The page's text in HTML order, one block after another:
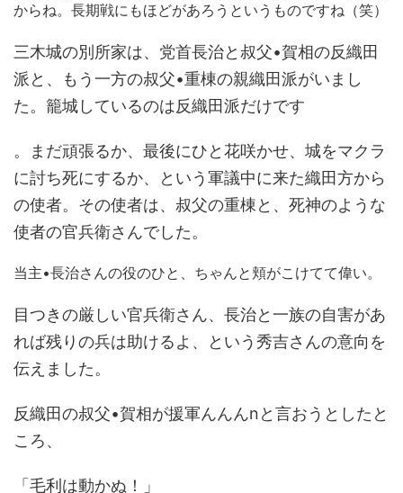
からね。長期戦にもほどがあろうというものですね（笑）
三木城の別所家は、党首長治と叔父•賀相の反織田
派と、もう一方の叔父•重棟の親織田派がいまし
た。籠城しているのは反織田派だけです
。まだ頑張るか、最後にひと花咲かせ、城をマクラ
に討ち死にするか、という軍議中に来た織田方から
の使者。その使者は、叔父の重棟と、死神のような
使者の官兵衛さんでした。
当主•長治さんの役のひと、ちゃんと頬がこけてて偉い。
目つきの厳しい官兵衛さん、長治と一族の自害があ
れば残りの兵は助けるよ、という秀吉さんの意向を
伝えました。
反織田の叔父•賀相が援軍んんんnと言おうとしたと
ころ、
「毛利は動かぬ！」